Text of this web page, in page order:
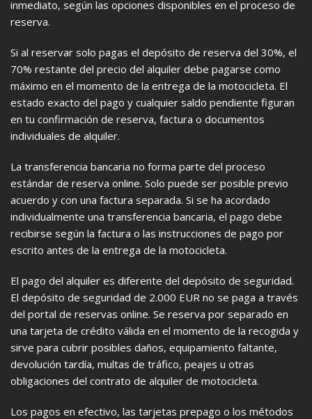
inmediato, según las opciones disponibles en el proceso de
reserva.
Si al reservar solo pagas el depósito de reserva del 30%, el
70% restante del precio del alquiler debe pagarse como
máximo en el momento de la entrega de la motocicleta. El
estado exacto del pago y cualquier saldo pendiente figuran
en tu confirmación de reserva, factura o documentos
individuales de alquiler.
La transferencia bancaria no forma parte del proceso
estándar de reserva online. Solo puede ser posible previo
acuerdo y con una factura separada. Si se ha acordado
individualmente una transferencia bancaria, el pago debe
recibirse según la factura o las instrucciones de pago por
escrito antes de la entrega de la motocicleta.
El pago del alquiler es diferente del depósito de seguridad.
El depósito de seguridad de 2.000 EUR no se paga a través
del portal de reservas online. Se reserva por separado en
una tarjeta de crédito válida en el momento de la recogida y
sirve para cubrir posibles daños, equipamiento faltante,
devolución tardía, multas de tráfico, peajes u otras
obligaciones del contrato de alquiler de motocicleta.
Los pagos en efectivo, las tarjetas prepago o los métodos